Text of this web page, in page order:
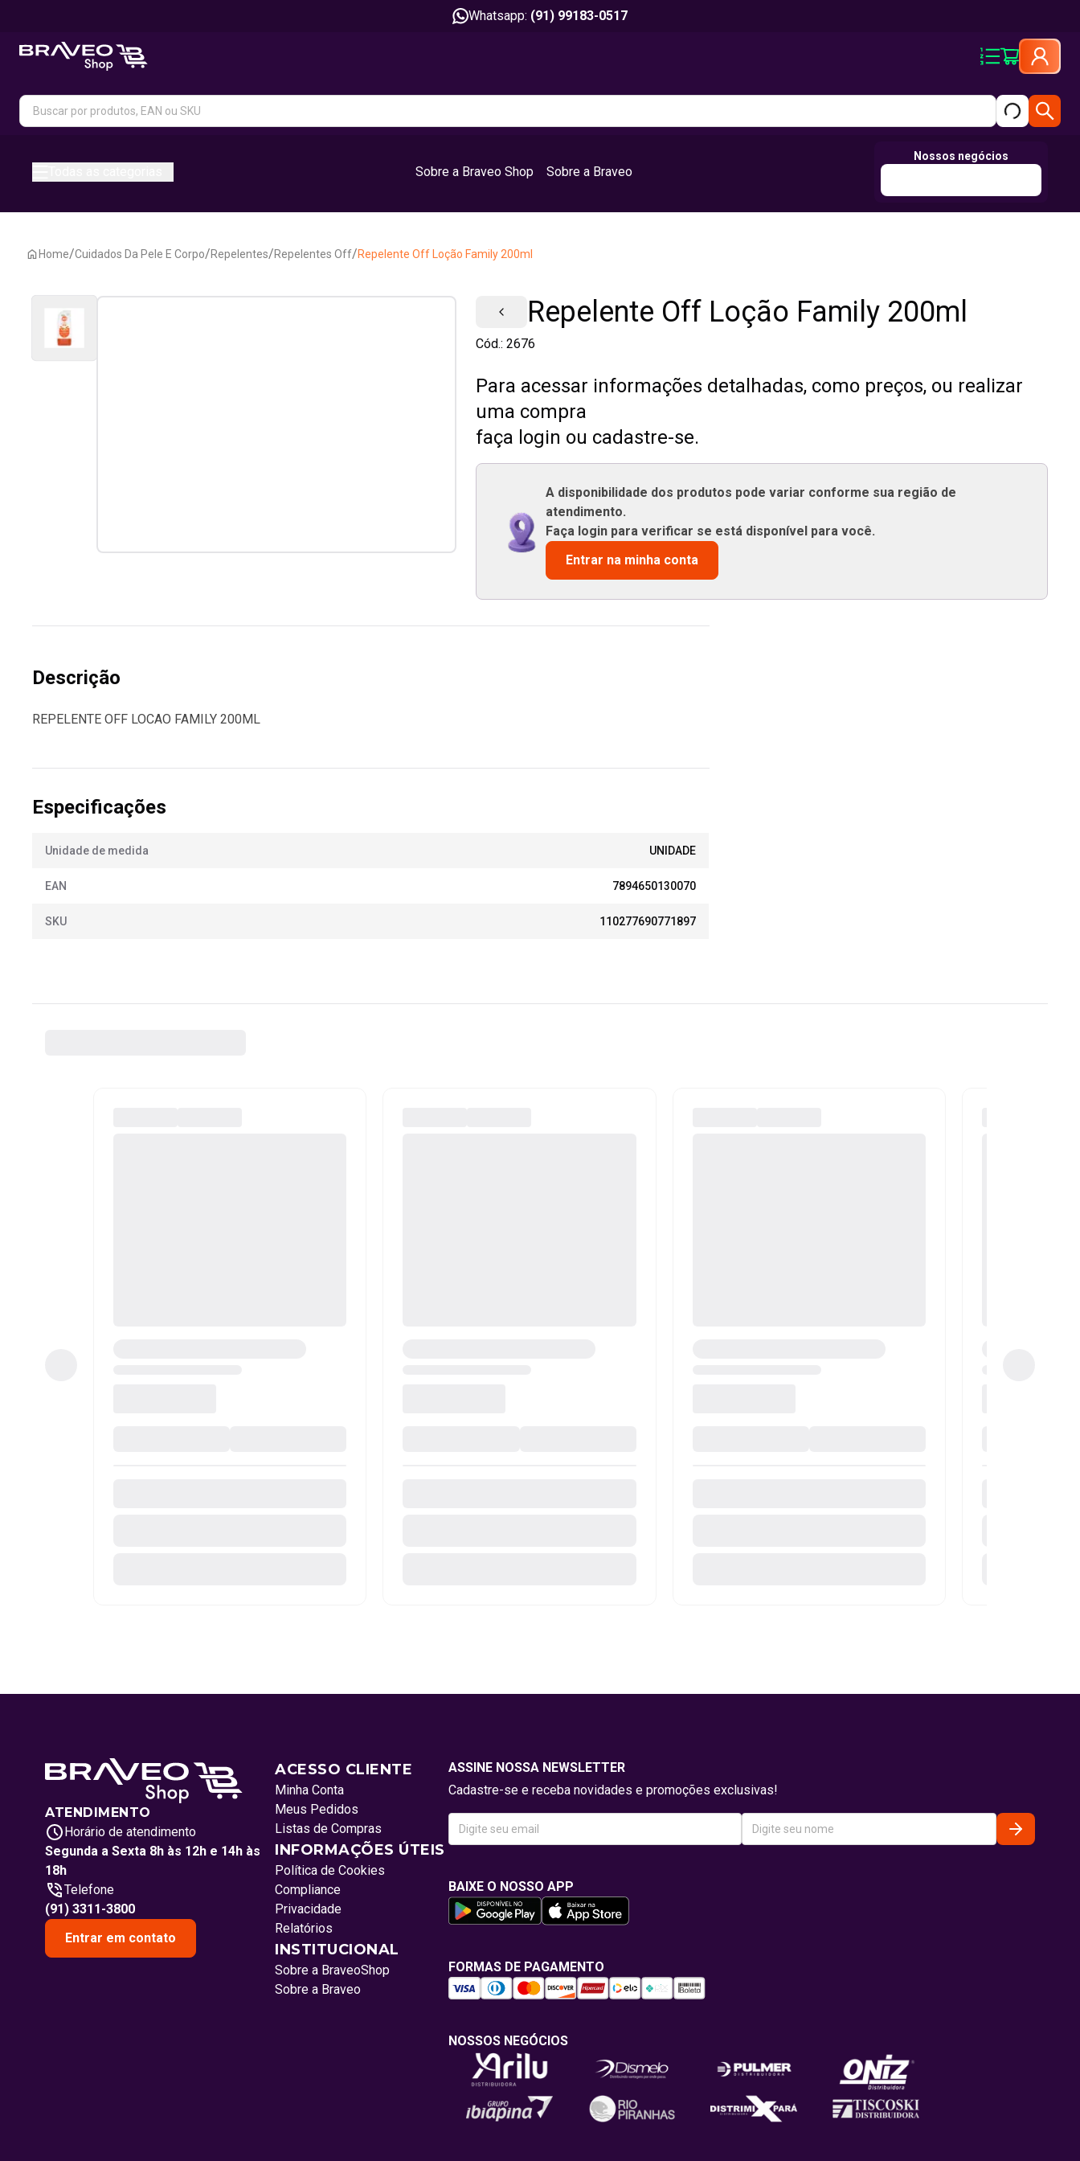
Whatsapp: (91) 99183-0517
Sobre a Braveo Shop Sobre a Braveo
Nossos negócios
Home/Cuidados Da Pele E Corpo/Repelentes/Repelentes Off/Repelente Off Loção Family 200ml
Repelente Off Loção Family 200ml
Cód.: 2676
Para acessar informações detalhadas, como preços, ou realizar
uma compra
faça login ou cadastre-se.
A disponibilidade dos produtos pode variar conforme sua região de
atendimento.
Faça login para verificar se está disponível para você.
Entrar na minha conta
Descrição
REPELENTE OFF LOCAO FAMILY 200ML
Especificações
Unidade de medida UNIDADE
EAN 7894650130070
SKU 110277690771897
ATENDIMENTO
Horário de atendimento
Segunda a Sexta 8h às 12h e 14h às
18h
Telefone
(91) 3311-3800
Entrar em contato
ACESSO CLIENTE
Minha Conta
Meus Pedidos
Listas de Compras
INFORMAÇÕES ÚTEIS
Política de Cookies
Compliance
Privacidade
Relatórios
INSTITUCIONAL
Sobre a BraveoShop
Sobre a Braveo
ASSINE NOSSA NEWSLETTER
Cadastre-se e receba novidades e promoções exclusivas!
BAIXE O NOSSO APP
FORMAS DE PAGAMENTO
NOSSOS NEGÓCIOS